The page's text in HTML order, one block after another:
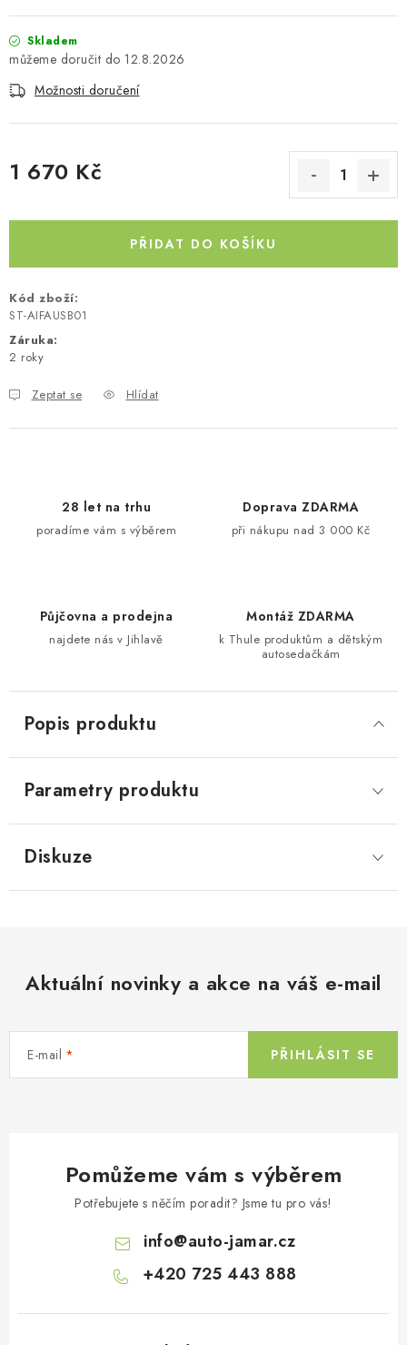
CESTOVNÍ ZAVAZADLA
DÁRKOVÉ POUKAZY
Moje objednávka
Skladem
12.8.2026
Možnosti doručení
1 670 Kč
PŘIDAT DO KOŠÍKU
Kód zboží:
ST-AIFAUSB01
Záruka:
2 roky
Zeptat se Hlídat
28 let na trhu
poradíme vám s výběrem
Doprava ZDARMA
při nákupu nad 3 000 Kč
Půjčovna a prodejna
najdete nás v Jihlavě
Montáž ZDARMA
k Thule produktům a dětským
autosedačkám
Popis produktu
Parametry produktu
Diskuze
Aktuální novinky a akce na váš e-mail
E-mail PŘIHLÁSIT SE
Pomůžeme vám s výběrem
Potřebujete s něčím poradit? Jsme tu pro vás!
info@auto-jamar.cz
+420 725 443 888